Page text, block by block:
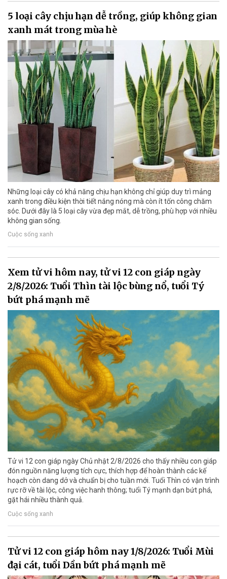
5 loại cây chịu hạn dễ trồng, giúp không gian
xanh mát trong mùa hè
Những loại cây có khả năng chịu hạn không chỉ giúp duy trì mảng
xanh trong điều kiện thời tiết nắng nóng mà còn ít tốn công chăm
sóc. Dưới đây là 5 loại cây vừa đẹp mắt, dễ trồng, phù hợp với nhiều
không gian sống.
Cuộc sống xanh
Xem tử vi hôm nay, tử vi 12 con giáp ngày
2/8/2026: Tuổi Thìn tài lộc bùng nổ, tuổi Tý
bứt phá mạnh mẽ
Tử vi 12 con giáp ngày Chủ nhật 2/8/2026 cho thấy nhiều con giáp
đón nguồn năng lượng tích cực, thích hợp để hoàn thành các kế
hoạch còn dang dở và chuẩn bị cho tuần mới. Tuổi Thìn có vận trình
rực rỡ về tài lộc, công việc hanh thông; tuổi Tý mạnh dạn bứt phá,
gặt hái nhiều thành quả.
Cuộc sống xanh
Tử vi 12 con giáp hôm nay 1/8/2026: Tuổi Mùi
đại cát, tuổi Dần bứt phá mạnh mẽ